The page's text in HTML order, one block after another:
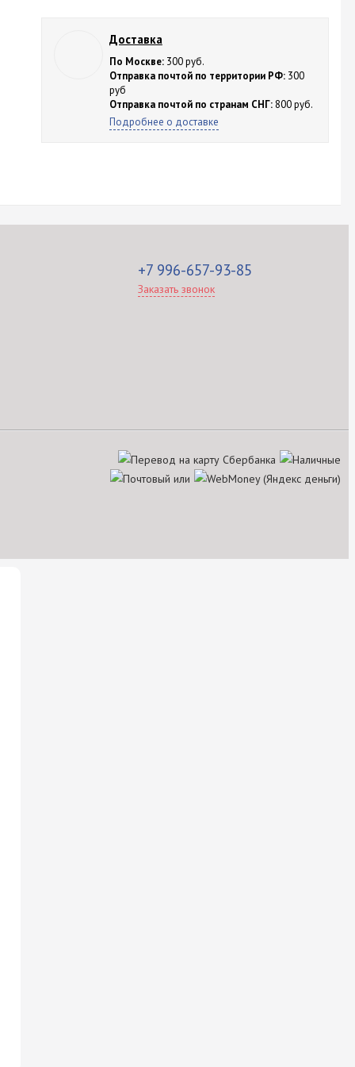
Доставка
По Москве:300 руб.
Отправка почтой по территории РФ:300
руб
Отправка почтой по странам СНГ:800 руб.
Подробнее о доставке
+7 996-657-93-85
Заказать звонок